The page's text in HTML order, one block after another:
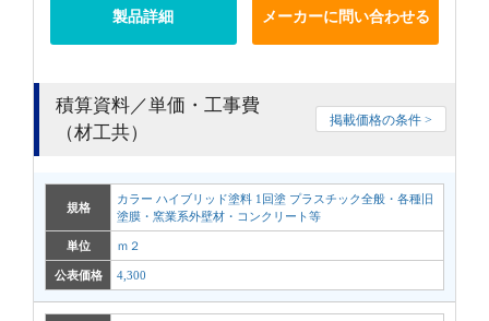
製品詳細 メーカーに問い合わせる
積算資料／単価・工事費
（材工共）
掲載価格の条件 >
規格
カラー ハイブリッド塗料 1回塗 プラスチック全般・各種旧
塗膜・窯業系外壁材・コンクリート等
単位 ｍ２
公表価格 4,300